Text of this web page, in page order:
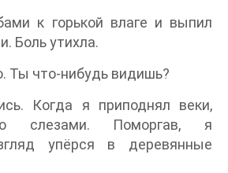
к горькой влаге и выпил
Боль утихла.
Ты что-нибудь видишь?
Когда я приподнял веки,
слезами. Поморгав, я
упёрся в деревянные